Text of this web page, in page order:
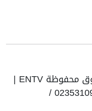
© حقوق النشر 2025، جميع الحقوق محفوظة ENTV |
الهاتف: 023531010 | فاكس: 023531093 /